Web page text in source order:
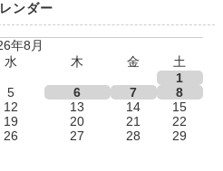
ンダー
年8月
水 木 金
土
1
5 6 7
8
12 13 14
15
19 20 21
22
26 27 28
29